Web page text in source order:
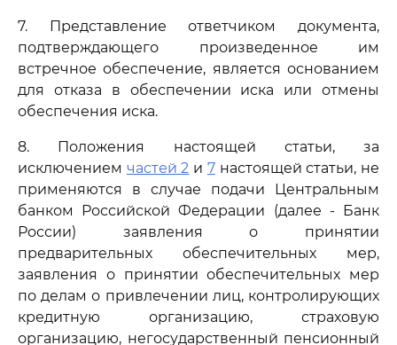
7. Представление ответчиком документа,
подтверждающего произведенное им
встречное обеспечение, является основанием
для отказа в обеспечении иска или отмены
обеспечения иска.
8. Положения настоящей статьи, за
исключением частей 2 и 7настоящей статьи, не
применяются в случае подачи Центральным
банком Российской Федерации (далее - Банк
России) заявления о принятии
предварительных обеспечительных мер,
заявления о принятии обеспечительных мер
по делам о привлечении лиц, контролирующих
кредитную организацию, страховую
организацию, негосударственный пенсионный